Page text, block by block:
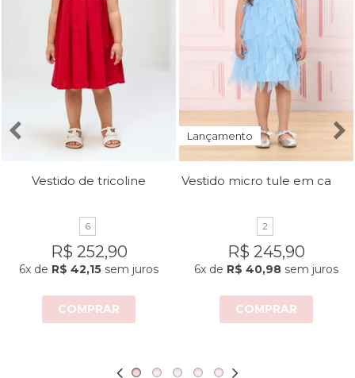
Vestido de tricoline
6
R$ 252,90
6x de R$ 42,15 sem juros
COMPRAR
Lançamento
2
R$ 245,90
6x de R$ 40,98 sem juros
COMPRAR